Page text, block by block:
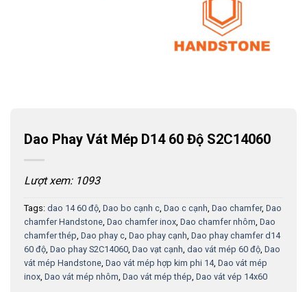
Dao Phay Vát Mép D14 60 Độ S2C14060
Lượt xem: 1093
Tags: dao 14 60 độ, Dao bo cạnh c, Dao c cạnh, Dao chamfer, Dao
chamfer Handstone, Dao chamfer inox, Dao chamfer nhôm, Dao
chamfer thép, Dao phay c, Dao phay cạnh, Dao phay chamfer d14
60 độ, Dao phay S2C14060, Dao vạt cạnh, dao vát mép 60 độ, Dao
vát mép Handstone, Dao vát mép hợp kim phi 14, Dao vát mép
inox, Dao vát mép nhôm, Dao vát mép thép, Dao vát vép 14x60